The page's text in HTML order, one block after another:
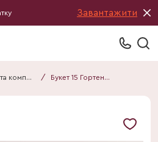
Завантажити
Букети та композиції / Букет 15 Гортензій Мікс F911